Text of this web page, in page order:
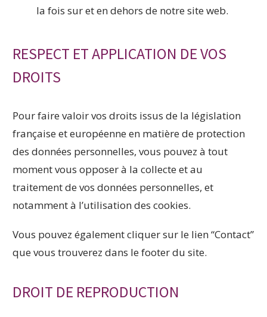
la fois sur et en dehors de notre site web.
RESPECT ET APPLICATION DE VOS
DROITS
Pour faire valoir vos droits issus de la législation
française et européenne en matière de protection
des données personnelles, vous pouvez à tout
moment vous opposer à la collecte et au
traitement de vos données personnelles, et
notamment à l’utilisation des cookies.
Vous pouvez également cliquer sur le lien “Contact”
que vous trouverez dans le footer du site.
DROIT DE REPRODUCTION